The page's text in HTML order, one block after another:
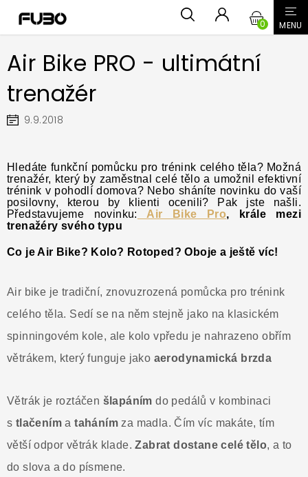
obsah
Air Bike PRO - ultimátní
trenažér
9.9.2018
Hledáte funkční pomůcku pro trénink celého těla? Možná
trenažér, který by zaměstnal celé tělo a umožnil efektivní
trénink v pohodlí domova? Nebo sháníte novinku do vaší
posilovny, kterou by klienti ocenili? Pak jste našli.
Představujeme novinku:
Air Bike Pro, krále mezi
trenažéry svého typu
Co je Air Bike? Kolo? Rotoped? Oboje a ještě víc!
Air bike je tradiční, znovuzrozená pomůcka pro trénink
celého těla. Sedí se na něm stejně jako na klasickém
spinningovém kole, ale kolo vpředu je nahrazeno obřím
větrákem, který funguje jako aerodynamická brzda
Větrák je roztáčen šlapáním do pedálů v kombinaci
s tlačením ataháním za madla. Čím víc makáte, tím
větší odpor větrák klade.Zabrat dostane celé tělo, a to
do slova a do písmene.